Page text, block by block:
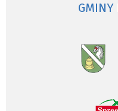
GMINY